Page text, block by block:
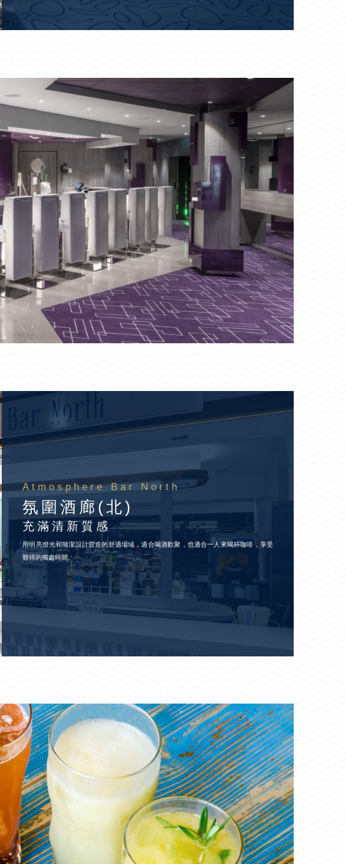
Atmosphere Bar North
氛圍酒廊(北)
充滿清新質感
用明亮燈光和簡潔設計營造的舒適場域，適合喝酒歡聚，也適合一人來喝杯咖啡，享受
難得的獨處時間。